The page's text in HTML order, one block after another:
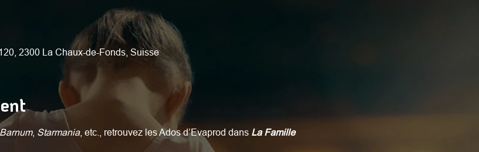
2300 La Chaux-de-Fonds, Suisse
, Starmania, etc., retrouvez les Ados d’Evaprod dans La Famille